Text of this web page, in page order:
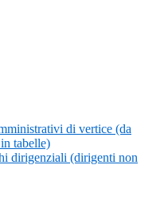
di vertice (da
tabelle)
dirigenziali (dirigenti non